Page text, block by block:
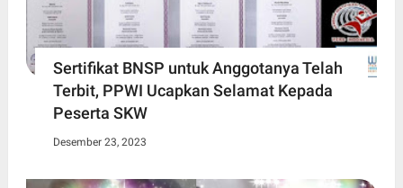
Sertifikat BNSP untuk Anggotanya Telah
Terbit, PPWI Ucapkan Selamat Kepada
Peserta SKW
Desember 23, 2023